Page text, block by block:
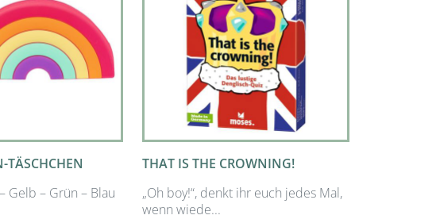
TÄSCHCHEN
Gelb – Grün – Blau
THAT IS THE CROWNING!
„Oh boy!“, denkt ihr euch jedes Mal,
wenn wiede...